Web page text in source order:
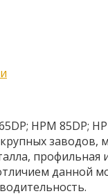
HPM 85DP;
заводов,
данной